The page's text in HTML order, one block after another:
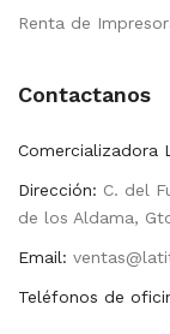
Renta de
Contactanos
Comercializadora
Dirección: C. del
de los Aldama,
Email:
Teléfonos de